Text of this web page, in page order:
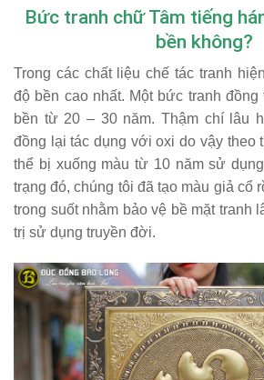
Bức tranh chữ Tâm tiếng
bền không?
Trong các chất liệu chế tác tranh
độ bền cao nhất. Một bức tranh
bền từ 20 – 30 năm. Thậm chí lâu
đồng lại tác dụng với oxi do vậy theo
thể bị xuống màu từ 10 năm sử
trạng đó, chúng tôi đã tạo màu giả cổ
trong suốt nhằm bảo vệ bề mặt tranh
trị sử dụng truyền đời.